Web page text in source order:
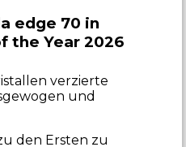
edge 70 in
the Year 2026
verzierte
und
den Ersten zu